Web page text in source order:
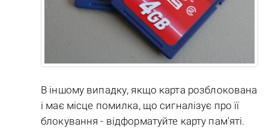
В іншому випадку, якщо карта розблокована
і має місце помилка, що сигналізує про її
блокування - відформатуйте карту пам'яті.